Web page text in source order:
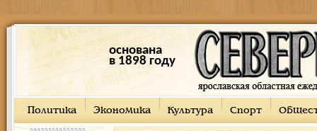
основана
в 1898 году
Политика Экономика Культура Спорт